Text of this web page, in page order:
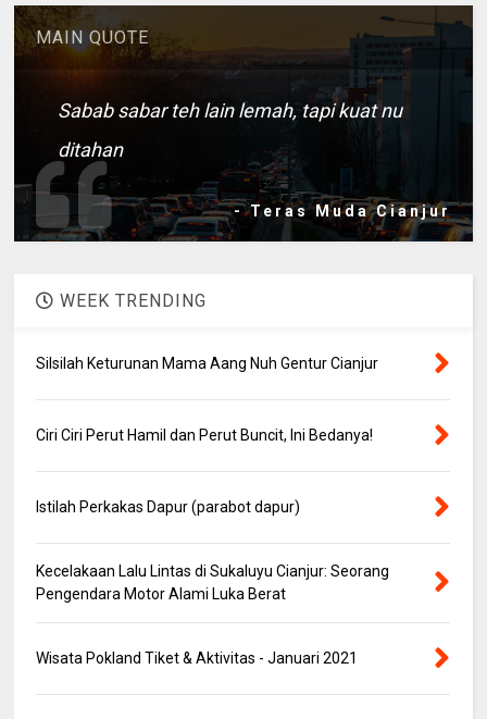
MAIN QUOTE
Sabab sabar teh lain lemah, tapi kuat nu
ditahan
- Teras Muda Cianjur
WEEK TRENDING
Silsilah Keturunan Mama Aang Nuh Gentur Cianjur
Ciri Ciri Perut Hamil dan Perut Buncit, Ini Bedanya!
Istilah Perkakas Dapur (parabot dapur)
Kecelakaan Lalu Lintas di Sukaluyu Cianjur: Seorang
Pengendara Motor Alami Luka Berat
Wisata Pokland Tiket & Aktivitas - Januari 2021